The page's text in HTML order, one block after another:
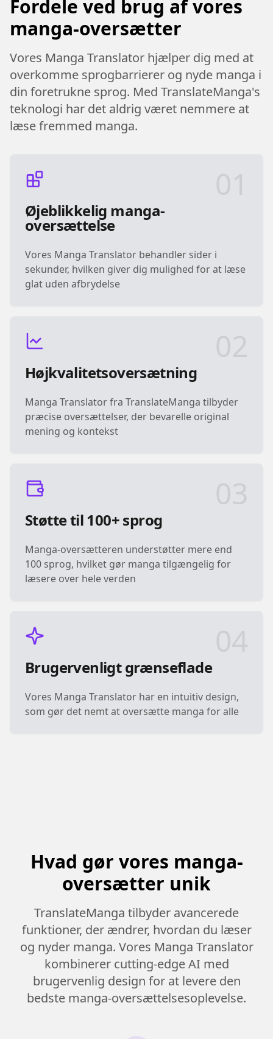
Fordele ved brug af vores
manga-oversætter
Vores Manga Translator hjælper dig med at
overkomme sprogbarrierer og nyde manga i
din foretrukne sprog. Med TranslateManga's
teknologi har det aldrig været nemmere at
læse fremmed manga.
Øjeblikkelig manga-
oversættelse
Vores Manga Translator behandler sider i
sekunder, hvilken giver dig mulighed for at læse
glat uden afbrydelse
Højkvalitetsoversætning
Manga Translator fra TranslateManga tilbyder
præcise oversættelser, der bevarelle original
mening og kontekst
Støtte til 100+ sprog
Manga-oversætteren understøtter mere end
100 sprog, hvilket gør manga tilgængelig for
læsere over hele verden
Brugervenligt grænseflade
Vores Manga Translator har en intuitiv design,
som gør det nemt at oversætte manga for alle
Hvad gør vores manga-
oversætter unik
TranslateManga tilbyder avancerede
funktioner, der ændrer, hvordan du læser
og nyder manga. Vores Manga Translator
kombinerer cutting-edge AI med
brugervenlig design for at levere den
bedste manga-oversættelsesoplevelse.